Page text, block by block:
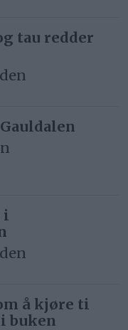
tau redder
i
å kjøre ti
buken